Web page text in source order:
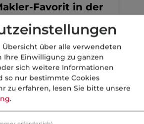
Favorit in der
30.07.2026
Übersicht über alle verwendeten
Ihre Einwilligung zu ganzen
sich weitere Informationen
so nur bestimmte Cookies
zu erfahren, lesen Sie bitte unsere
.